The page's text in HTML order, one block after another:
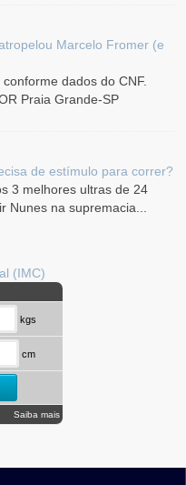
Marcelo Fromer (e
dados do CNF.
Praia Grande-SP
de estímulo para correr?
3 melhores ultras de 24
Nunes na supremacia...
(IMC)
kgs
cm
Saiba mais